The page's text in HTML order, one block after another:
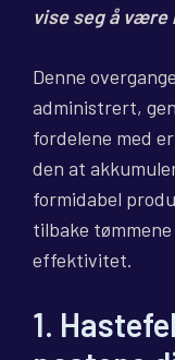
vise seg å være
Denne
administrert,
fordelene med
den at
formidabel
tilbake
effektivitet.
1.